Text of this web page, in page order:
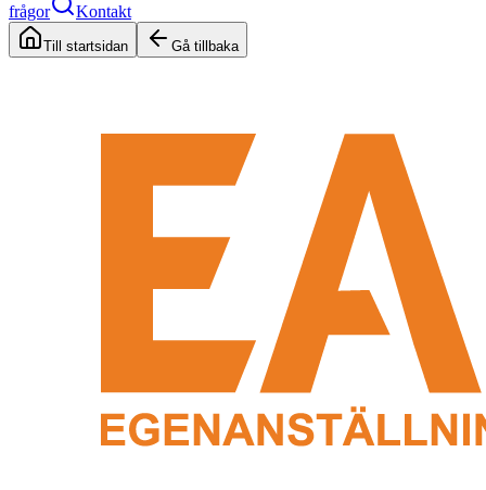
frågor
Kontakt
Till startsidan Gå tillbaka